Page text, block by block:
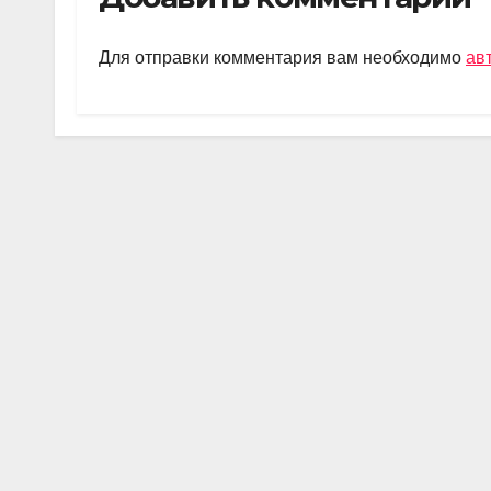
gr
a
s
A
p
o
kl
ss
а
в
ть
Для отправки комментария вам необходимо